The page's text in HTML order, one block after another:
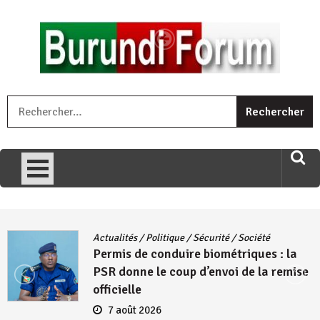
umariye umuryango wawe canke igihugu cakwibarutse .Wewe
uri ngaha ndagusigiye iki kibazo : Uriko ukora iki kugira ngo
Actualités/Politique/Sécurité/Société
Permis de conduire biométriques : la
PSR donne le coup d’envoi de la remise
officielle
7 août 2026